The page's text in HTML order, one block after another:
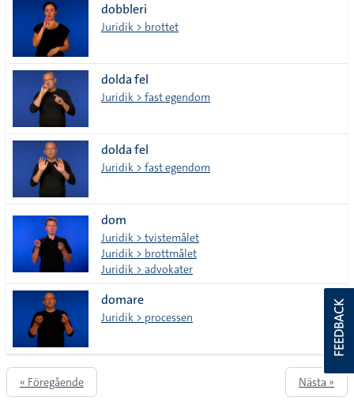
dobbleri
Juridik > brottet
dolda fel
Juridik > fast egendom
dolda fel
Juridik > fast egendom
dom
Juridik > tvistemålet
Juridik > brottmålet
Juridik > advokater
domare
Juridik > processen
« Föregående Nästa »
FEEDBACK